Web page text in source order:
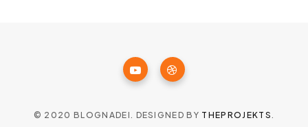
© 2020 BLOGNADEI. DESIGNED BY THEPROJEKTS